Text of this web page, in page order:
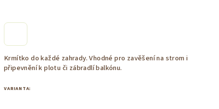
Krmítko do každé zahrady. Vhodné pro zavěšení na strom i
připevnění k plotu či zábradlí balkónu.
VARIANTA: